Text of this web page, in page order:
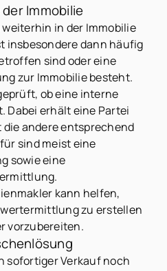
Immobilie
in der Immobilie
insbesondere dann häufig
sind oder eine
zur Immobilie besteht.
ob eine interne
Dabei erhält eine Partei
andere entsprechend
sind meist eine
sowie eine
kann helfen,
zu erstellen
vorzubereiten.
sofortiger Verkauf noch